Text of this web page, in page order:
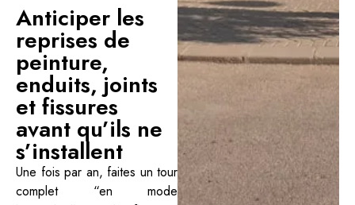
Anticiper les
reprises de
peinture,
enduits, joints
et fissures
avant qu’ils ne
s’installent
Une fois par an, faites un tour
complet “en mode